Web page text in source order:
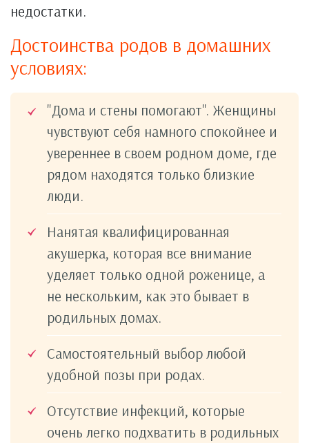
недостатки.
Достоинства родов в домашних
условиях:
"Дома и стены помогают". Женщины
чувствуют себя намного спокойнее и
увереннее в своем родном доме, где
рядом находятся только близкие
люди.
Нанятая квалифицированная
акушерка, которая все внимание
уделяет только одной роженице, а
не нескольким, как это бывает в
родильных домах.
Самостоятельный выбор любой
удобной позы при родах.
Отсутствие инфекций, которые
очень легко подхватить в родильных